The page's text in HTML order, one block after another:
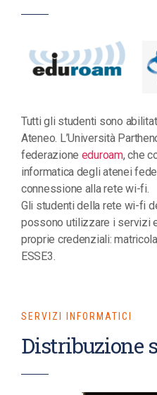
Tutti gli studenti sono
Ateneo. L’Università
federazione eduroam, che
informatica degli atenei
connessione alla rete wi-fi.
Gli studenti della rete wi-fi
possono utilizzare i servizi
proprie credenziali:
ESSE3.
SERVIZI INFORMATICI
Distribuzione